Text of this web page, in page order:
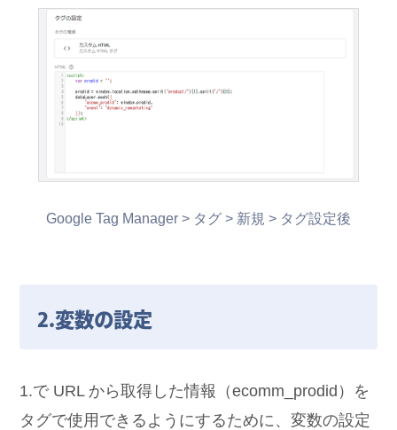
Google Tag Manager > タグ > 新規 > タグ設定後
2.変数の設定
1.で URL から取得した情報（ecomm_prodid）を
タグで使用できるようにするために、変数の設定